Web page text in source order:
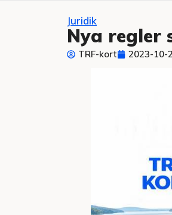
Juridik
Nya regler
TRF-kort 2023-10-